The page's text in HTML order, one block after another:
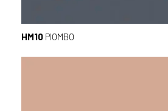
HM10 PIOMBO